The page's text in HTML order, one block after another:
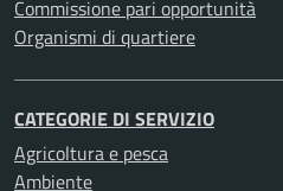
Commissione pari opportunità
Organismi di quartiere
CATEGORIE DI SERVIZIO
Agricoltura e pesca
Ambiente